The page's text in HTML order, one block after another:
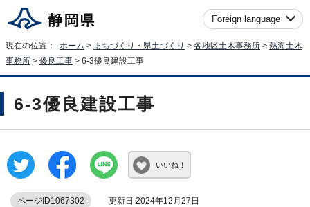
Foreign language
現在の位置： ホーム > まちづくり・県土づくり > 各地区土木事務所 > 熱海土木
事務所 > 優良工事 > 6-3優良建設工事
6-3優良建設工事
いいね！
ページID1067302 更新日 2024年12月27日